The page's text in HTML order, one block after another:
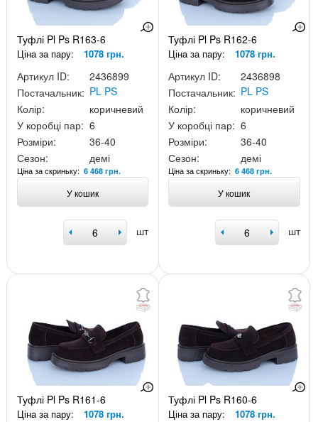
Туфлі Pl Ps R163-6
Ціна за пару: 1078 грн.
Артикул ID:
2436899
Постачальник: PL PS
Колір:
коричневий
У коробці пар: 6
Розміри:
36-40
Сезон:
демі
Ціна за скриньку: 6 468 грн.
У кошик
шт
Туфлі Pl Ps R162-6
Ціна за пару: 1078 грн.
Артикул ID:
2436898
Постачальник: PL PS
Колір:
коричневий
У коробці пар: 6
Розміри:
36-40
Сезон:
демі
Ціна за скриньку:6 468 грн.
У кошик
шт
Туфлі Pl Ps R161-6
Ціна за пару: 1078 грн.
Туфлі Pl Ps R160-6
Ціна за пару: 1078 грн.